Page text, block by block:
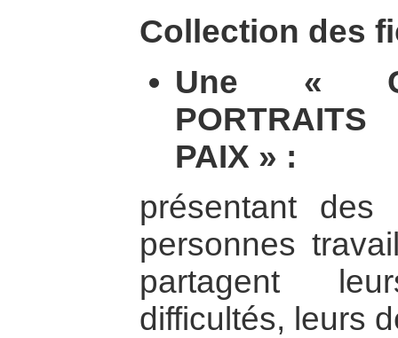
Collection des
Une «
PAIX » :
présentant des
personnes
partagent
difficultés, leurs